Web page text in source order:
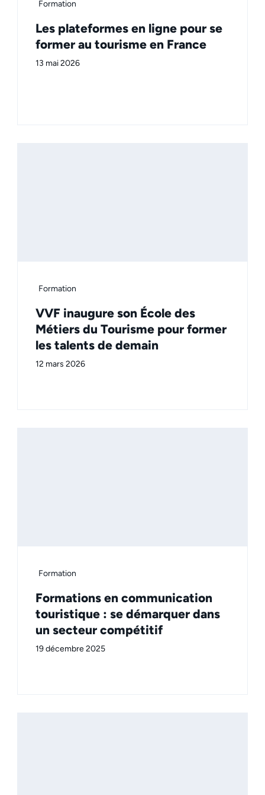
Formation
Les plateformes en ligne pour se
former au tourisme en France
13 mai 2026
Formation
VVF inaugure son École des
Métiers du Tourisme pour former
les talents de demain
12 mars 2026
Formation
Formations en communication
touristique : se démarquer dans
un secteur compétitif
19 décembre 2025